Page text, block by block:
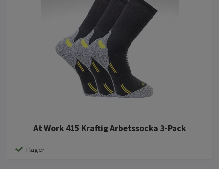
At Work 415 Kraftig Arbetssocka 3-Pack
I lager